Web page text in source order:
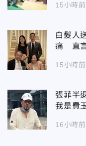
15小時前
白髮人
痛 直
15小時前
張菲半
我是費
16小時前